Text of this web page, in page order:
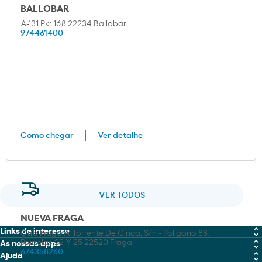
VER TODOS
BALLOBAR
A-131 Pk: 16,8 22234 Ballobar
974461400
Como chegar Ver detalhe
NUEVA FRAGA
Ctra Fraga A Torrente De Cinca, S/n - Poligono 88,
Parcelas 22 Y 25 22520 Fraga
674358260
Links de interesse
MOEVE PRO
As nossas apps
Ajuda